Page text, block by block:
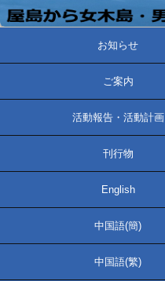
お知らせ
ご案内
活動報告・活動計画
刊行物
English
中国語(簡)
中国語(繁)